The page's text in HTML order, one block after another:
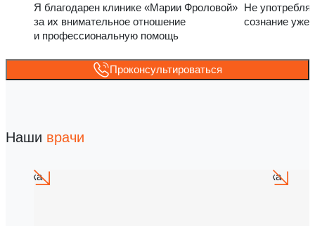
Я благодарен клинике «Марии Фроловой»
за их внимательное отношение
и профессиональную помощь
Не
сознание уже
Проконсультироваться
Наши врачи